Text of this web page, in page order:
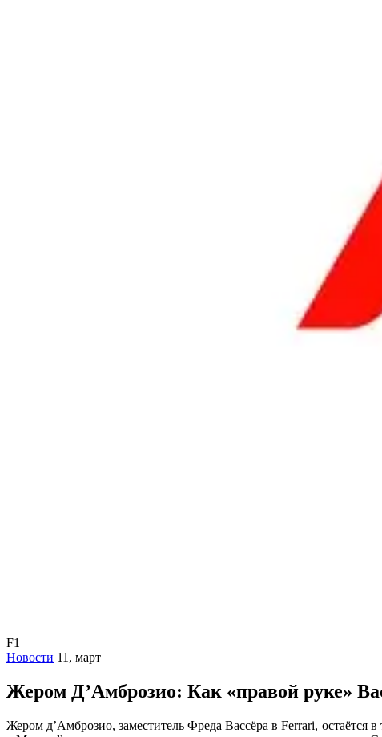
F1
Новости 11, март
Жером Д’Амброзио: Как «правой руке»
Жером д’Амброзио, заместитель Фреда Вассёра в Ferrari,